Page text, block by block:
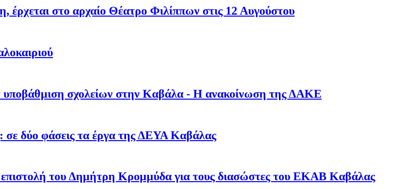
στο αρχαίο Θέατρο Φιλίππων στις 12 Αυγούστου
υποβάθμιση σχολείων στην Καβάλα - Η ανακοίνωση της ΔΑΚΕ
σε δύο φάσεις τα έργα της ΔΕΥΑ Καβάλας
επιστολή του Δημήτρη Κρομμύδα για τους διασώστες του ΕΚΑΒ Καβάλας